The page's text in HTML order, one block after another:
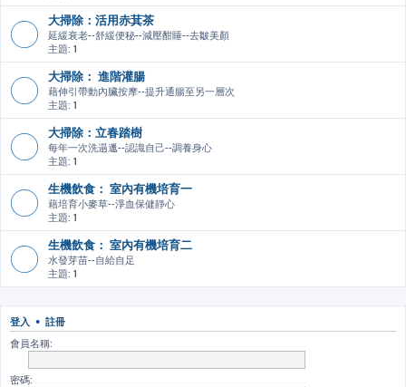
大掃除：活用赤萁茶
延緩衰老--舒緩便秘--減壓酣睡--去皺美顏
主題: 1
大掃除： 進階灌腸
藉伸引帶動內臟按摩--提升通腸至另一層次
主題: 1
大掃除：立春踏樹
每年一次洗遢邋--認識自己--調養身心
主題: 1
生機飲食： 室內有機培育一
藉培育小麥草--淨血保健靜心
主題: 1
生機飲食： 室內有機培育二
水發芽苗--自給自足
主題: 1
登入 • 註冊
會員名稱:
密碼: